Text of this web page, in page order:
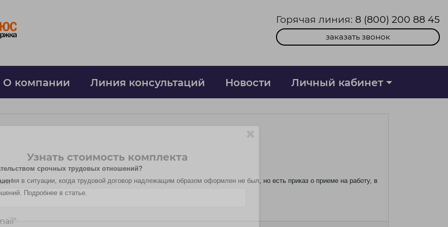
Горячая линия: 8 (800) 200 88 45
заказать звонок
О компании Линия консультаций Новости Личный кабинет
срочных трудовых отношений?
в ситуации, когда трудовой договор надлежащим образом оформлен не был, но есть приказ о приеме на работу, в
Подробнее в статье.
Узнать стоимость комплекта
*
*